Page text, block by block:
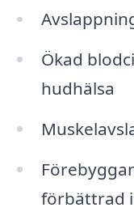
Ökad
hudhälsa
förbättrad